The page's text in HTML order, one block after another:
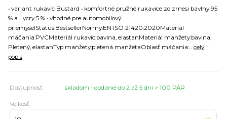
• variant rukavíc Bustard • komfortné pružné rukavice zo zmesi bavlny 95
% a Lycry 5 % • vhodné pre automobilový
priemyselStatus:BestsellerNormy:EN ISO 21420:2020Materiál
máčania:PVCMateriál rukavíc:bavlna, elastanMateriál manžety:bavlna,
Pletený, elastanTyp manžety:pletená manžetaOblasť máčania:... celý
popis
Dostupnosť skladom - dodanie do 2 až 5 dní > 100 PÁR
Veľkosť